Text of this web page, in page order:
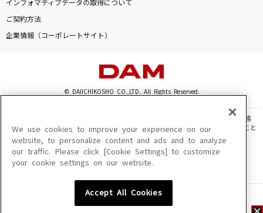
インフォマティブデータの取得について
ご契約方法
企業情報（コーポレートサイト）
© DAIICHIKOSHO CO.,LTD. All Rights Reserved.
このサイトに掲載されている一切の文章・画像・写真・動画・音声等を、手段や形態
を問わず、著作権法の定める範囲を超えて無断で複製、転載、ファイル化などすること
を禁じます。
楽曲及びコンテンツは、機種によりご利用いただけない場合があります。
楽曲及びコンテンツの配信日、配信内容が変更になる場合があります。
We use cookies to improve your experience on our
website, to personalize content and ads and to analyze
our traffic. Please click [Cookie Settings] to customize
your cookie settings on our website.
Accept All Cookies